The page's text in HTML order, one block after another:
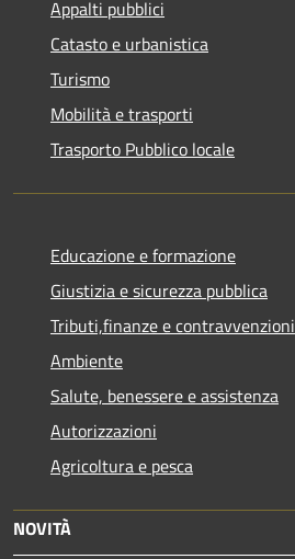
Appalti pubblici
Catasto e urbanistica
Turismo
Mobilità e trasporti
Trasporto Pubblico locale
Educazione e formazione
Giustizia e sicurezza pubblica
Tributi,finanze e contravvenzioni
Ambiente
Salute, benessere e assistenza
Autorizzazioni
Agricoltura e pesca
NOVITÀ